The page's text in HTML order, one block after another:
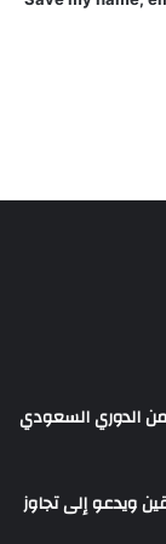
البرازيلي يستعير 3 لاعبين من الدوري السعودي
ويدعو إلى تجاوز